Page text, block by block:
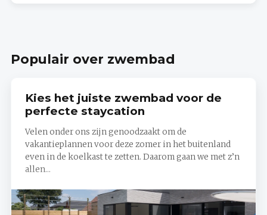
Populair over zwembad
Kies het juiste zwembad voor de
perfecte staycation
Velen onder ons zijn genoodzaakt om de
vakantieplannen voor deze zomer in het buitenland
even in de koelkast te zetten. Daarom gaan we met z’n
allen...